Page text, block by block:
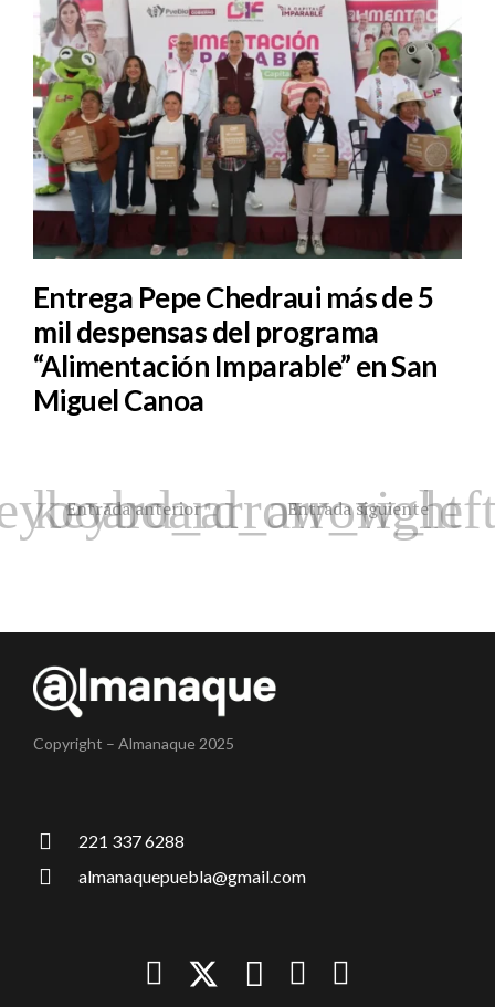
Entrega Pepe Chedraui más de 5
mil despensas del programa
“Alimentación Imparable” en San
Miguel Canoa
Entrada anterior Entrada siguiente
Copyright – Almanaque 2025
221 337 6288
almanaquepuebla@gmail.com